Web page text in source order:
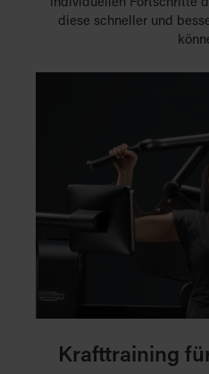
individuellen Fortschritte
diese schneller und
Krafttraining